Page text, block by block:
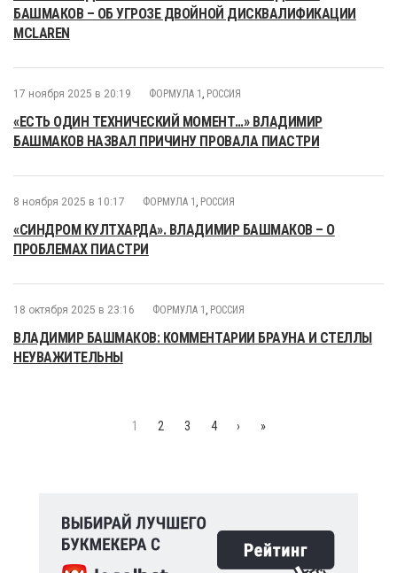
БАШМАКОВ – ОБ УГРОЗЕ ДВОЙНОЙ ДИСКВАЛИФИКАЦИИ
MCLAREN
17 ноября 2025 в 20:19 ФОРМУЛА 1 , РОССИЯ
«ЕСТЬ ОДИН ТЕХНИЧЕСКИЙ МОМЕНТ…» ВЛАДИМИР
БАШМАКОВ НАЗВАЛ ПРИЧИНУ ПРОВАЛА ПИАСТРИ
8 ноября 2025 в 10:17 ФОРМУЛА 1 , РОССИЯ
«СИНДРОМ КУЛТХАРДА». ВЛАДИМИР БАШМАКОВ – О
ПРОБЛЕМАХ ПИАСТРИ
18 октября 2025 в 23:16 ФОРМУЛА 1 , РОССИЯ
ВЛАДИМИР БАШМАКОВ: КОММЕНТАРИИ БРАУНА И СТЕЛЛЫ
НЕУВАЖИТЕЛЬНЫ
1 2 3 4 › »